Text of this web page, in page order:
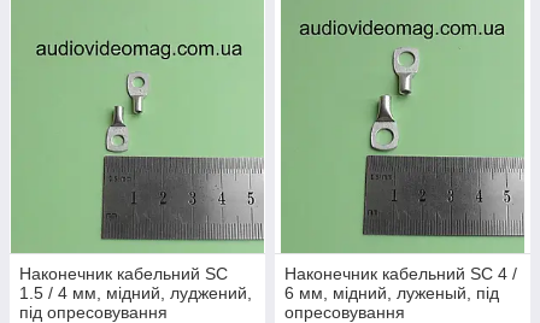
Наконечник кабельний SC
1.5 / 4 мм, мідний, луджений,
під опресовування
Наконечник кабельний SC 4 /
6 мм, мідний, луженый, під
опресовування